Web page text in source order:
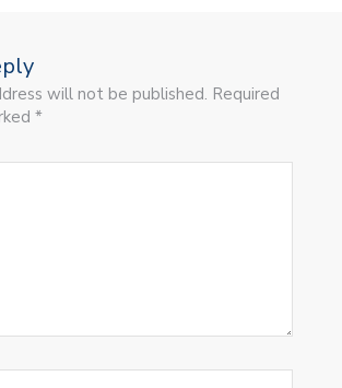
will not be published. Required
*